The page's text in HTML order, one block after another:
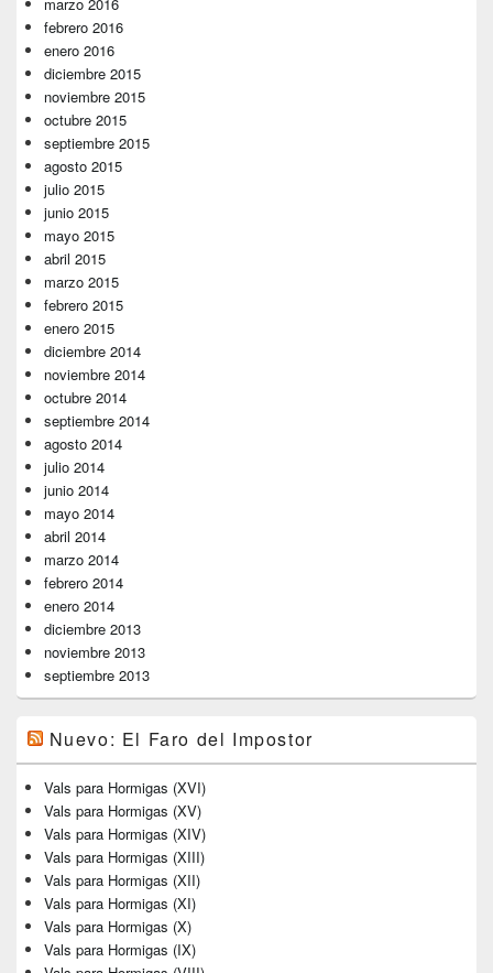
marzo 2016
febrero 2016
enero 2016
diciembre 2015
noviembre 2015
octubre 2015
septiembre 2015
agosto 2015
julio 2015
junio 2015
mayo 2015
abril 2015
marzo 2015
febrero 2015
enero 2015
diciembre 2014
noviembre 2014
octubre 2014
septiembre 2014
agosto 2014
julio 2014
junio 2014
mayo 2014
abril 2014
marzo 2014
febrero 2014
enero 2014
diciembre 2013
noviembre 2013
septiembre 2013
Nuevo: El Faro del Impostor
Vals para Hormigas (XVI)
Vals para Hormigas (XV)
Vals para Hormigas (XIV)
Vals para Hormigas (XIII)
Vals para Hormigas (XII)
Vals para Hormigas (XI)
Vals para Hormigas (X)
Vals para Hormigas (IX)